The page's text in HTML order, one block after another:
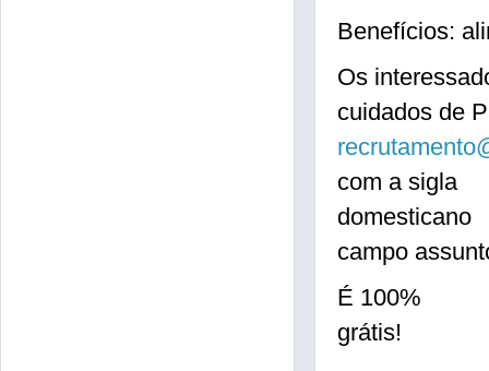
Benefícios:
Os
cuidados de
com a sigla
domesticano
campo
É 100%
grátis!